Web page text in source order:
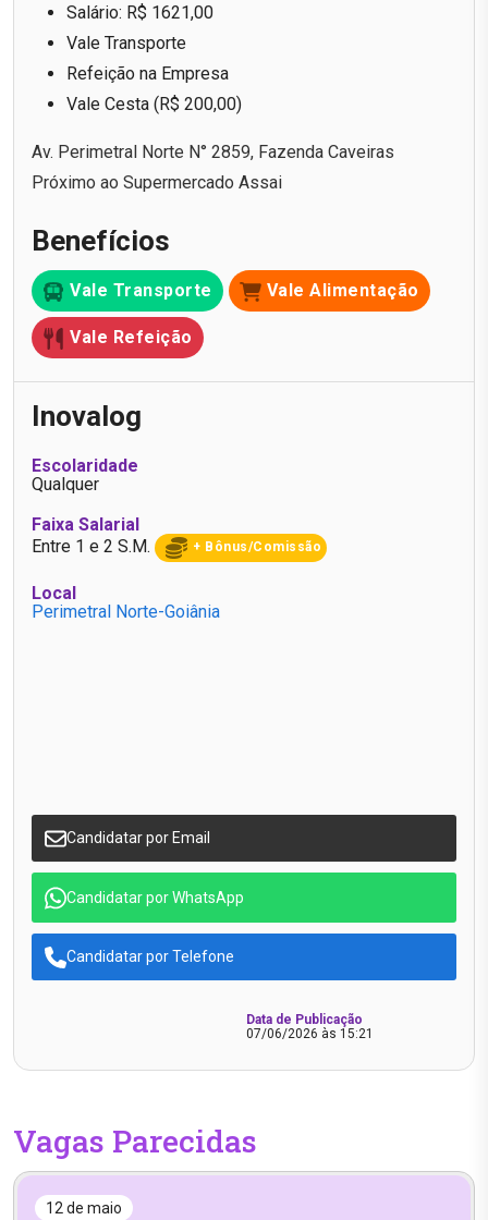
Salário: R$ 1621,00
Vale Transporte
Refeição na Empresa
Vale Cesta (R$ 200,00)
Av. Perimetral Norte N° 2859, Fazenda Caveiras
Próximo ao Supermercado Assai
Benefícios
Vale Transporte Vale Alimentação
Vale Refeição
Inovalog
Escolaridade
Qualquer
Faixa Salarial
Entre 1 e 2 S.M.
+ Bônus/Comissão
Local
Perimetral Norte-Goiânia
Candidatar por Email
Candidatar por WhatsApp
Candidatar por Telefone
Data de Publicação
07/06/2026 às 15:21
Vagas Parecidas
12 de maio